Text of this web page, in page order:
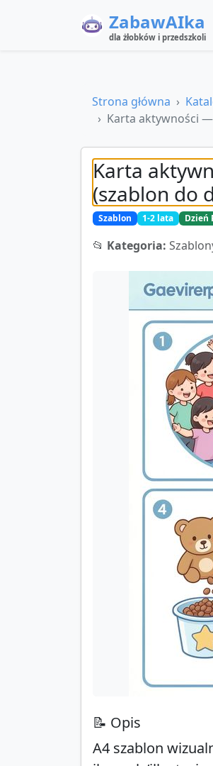
ZabawAIka
dla żłobków i przedszkoli
Strona główna
Karta aktywności
Karta
(szablon do
Szablon 1-2 lata Dzień
📂 Kategoria:
📝 Opis
A4 szablon